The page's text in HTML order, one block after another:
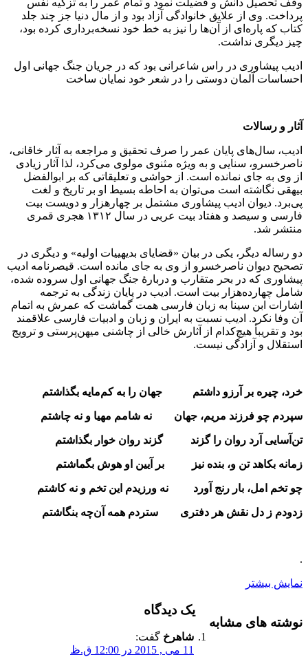
پرداخت. وی از علایق خانوادگی آزاد بود و از مال دنیا جز چند جلد
کتاب که پاره‌ای از آن‌ها را نیز به خط خود نسخه‌برداری کرده بود،
چیز دیگری نداشت.
ادیب پیشاوری در راس شاعرانی بود که در جریان جنگ جهانی اول
احساسات آلمان دوستی را در شعر خود نمایان ساخت
آثار و رسالات
ادیب، سال‌های پایان عمر را صرف تحقیق و مراجعه به آثار خاقانی،
ناصرخسرو، سنایی و به ویژه مثنوی مولوی می‌کرد، لذا آثار زیادی
از وی به جای نمانده است. از حواشی و تعلیقاتی که بر ابوالفضل
بیهقی نگاشته است می‌توان به احاطه بسیط او بر تاریخ و لغت
پی‌برد. دیوان ادیب پیشاوری مشتمل بر چهارهزار و دویست بیت
فارسی و سیصد و هفتاد بیت عربی در سال ۱۳۱۲ هجری قمری
منتشر شد.
دو رساله دیگر، یکی در بیان «قضایای بدیهییات اولیه» و دیگری در
تصحیح دیوان ناصرخسرو از وی به جای مانده است. قیصرنامه ادیب
پیشاوری که در بحر متقارب و دربارهٔ جنگ جهانی اول سروده شده،
شامل چهارده‌هزار بیت است. ادیب در پایان زندگی به ترجمه
اشارات ابن سینا به زبان فارسی همت گماشت که عمرش به اتمام
آن وفا نکرد. ادیب نسبت به ایران و زبان و ادبیات فارسی علاقمند
بود و تقریبأ هیچ‌کدام از آثارش خالی از چاشنی میهن‌پرستی و ترویج
استقلال و آزادگی نیست.
خرد، چیره بر آرزو داشتم جهان را به کم‌مایه بگذاشتم
سپردم چو فرزند مریم، جهان نه شامم مهیا و نه چاشتم
تن‌آسایی آرد روان را گزند گزند روان خوار بگذاشتم
زمانه بکاهد تن و، بنده نیز بر آیین او هوش بگماشتم
چو تخم امل، بار رنج آورد نه ورزیدم این تخم و نه کاشتم
زدودم ز دل نقش هر دفتری ستردم همه آن‌چه بنگاشتم
.
نمایش بیشتر
نوشته های مشابه
یک دیدگاه
شاهرخ گفت:
11 می , 2015 در 12:00 ق.ظ